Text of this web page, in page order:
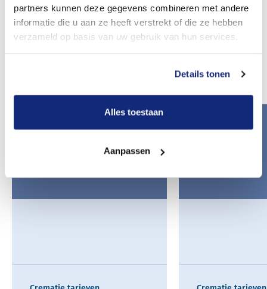
partners kunnen deze gegevens combineren met andere
informatie die u aan ze heeft verstrekt of die ze hebben
verzameld op basis van uw gebruik van hun services.
Details tonen
Alles toestaan
Aanpassen
Offerte aanvragen
Overige mogelijkheden in Rotterdam